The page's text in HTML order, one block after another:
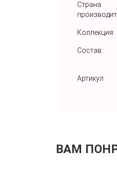
Страна
Коллекция:
Состав:
Артикул:
ВАМ